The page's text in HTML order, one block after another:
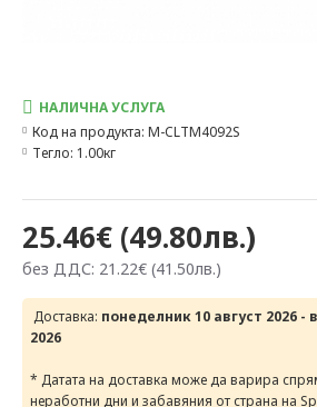
25.46€ (49.80лв.)
без ДДС: 21.22€ (41.50лв.)
НАЛИЧНА УСЛУГА
Код на продукта: M-CLTM4092S
Тегло: 1.00кг
Доставка: понеделник 10 август 2026 -
2026
* Датата на доставка може да варира
неработни дни и забавяния от страна на